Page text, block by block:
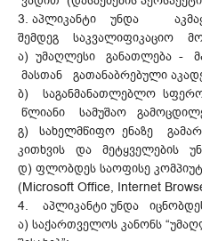
3. აპლიკანტი უნდა
შემდეგ საკვალიფიკაციო
ა) უმაღლესი განათლება -
მასთან გათანაბრებული
ბ) საგანმანათლებლო
წლიანი სამუშაო
გ) სახელმწიფო ენაზე
კითხვის და მეტყველების
დ) ფლობდეს საოფისე
(Microsoft Office, Internet
4. აპლიკანტი უნდა
ა) საქართველოს კანონს